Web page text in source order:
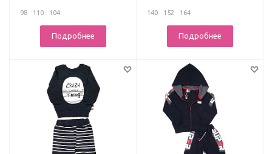
98 110 104
Подробнее
140 152 164
Подробнее